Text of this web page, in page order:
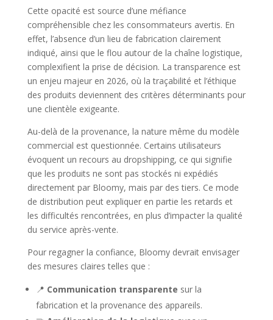
Cette opacité est source d’une méfiance
compréhensible chez les consommateurs avertis. En
effet, l’absence d’un lieu de fabrication clairement
indiqué, ainsi que le flou autour de la chaîne logistique,
complexifient la prise de décision. La transparence est
un enjeu majeur en 2026, où la traçabilité et l’éthique
des produits deviennent des critères déterminants pour
une clientèle exigeante.
Au-delà de la provenance, la nature même du modèle
commercial est questionnée. Certains utilisateurs
évoquent un recours au dropshipping, ce qui signifie
que les produits ne sont pas stockés ni expédiés
directement par Bloomy, mais par des tiers. Ce mode
de distribution peut expliquer en partie les retards et
les difficultés rencontrées, en plus d’impacter la qualité
du service après-vente.
Pour regagner la confiance, Bloomy devrait envisager
des mesures claires telles que :
📍 Communication transparente sur la
fabrication et la provenance des appareils.